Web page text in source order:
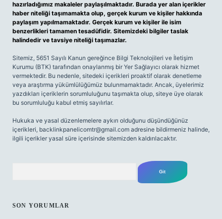
hazırladığımız makaleler paylaşılmaktadır. Burada yer alan içerikler
haber niteliği taşımamakta olup, gerçek kurum ve kişiler hakkında
paylaşım yapılmamaktadır. Gerçek kurum ve kişiler ile isim
benzerlikleri tamamen tesadüfidir. Sitemizdeki bilgiler taslak
halindedir ve tavsiye niteliği taşımazlar.
Sitemiz, 5651 Sayılı Kanun gereğince Bilgi Teknolojileri ve İletişim
Kurumu (BTK) tarafından onaylanmış bir Yer Sağlayıcı olarak hizmet
vermektedir. Bu nedenle, sitedeki içerikleri proaktif olarak denetleme
veya araştırma yükümlülüğümüz bulunmamaktadır. Ancak, üyelerimiz
yazdıkları içeriklerin sorumluluğunu taşımakta olup, siteye üye olarak
bu sorumluluğu kabul etmiş sayılırlar.
Hukuka ve yasal düzenlemelere aykırı olduğunu düşündüğünüz
içerikleri, backlinkpanelicomtr@gmail.com adresine bildirmeniz halinde,
ilgili içerikler yasal süre içerisinde sitemizden kaldırılacaktır.
SON YORUMLAR